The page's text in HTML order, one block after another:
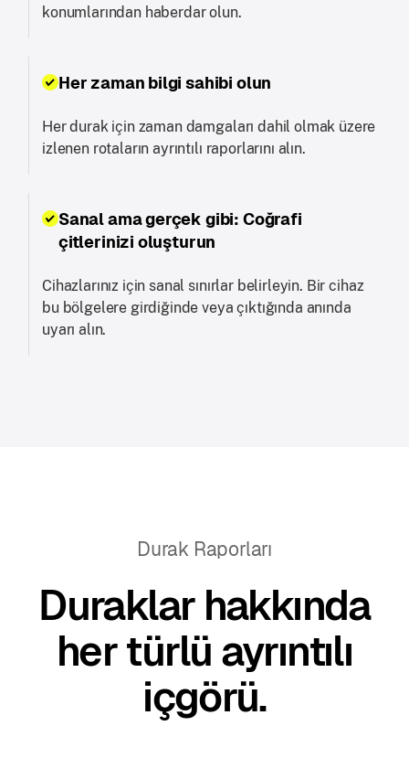
konumlarından haberdar olun.
Her zaman bilgi sahibi olun
Her durak için zaman damgaları dahil olmak üzere
izlenen rotaların ayrıntılı raporlarını alın.
Sanal ama gerçek gibi: Coğrafi
çitlerinizi oluşturun
Cihazlarınız için sanal sınırlar belirleyin. Bir cihaz
bu bölgelere girdiğinde veya çıktığında anında
uyarı alın.
Durak Raporları
Duraklar hakkında
her türlü ayrıntılı
içgörü.